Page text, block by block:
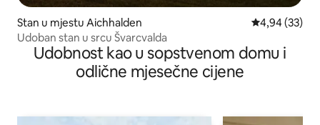
Stan u mjestu Aichhalden prosječna
4,94 (33)
Udoban stan u srcu Švarcvalda
Udobnost kao u sopstvenom domu i
odlične mjesečne cijene